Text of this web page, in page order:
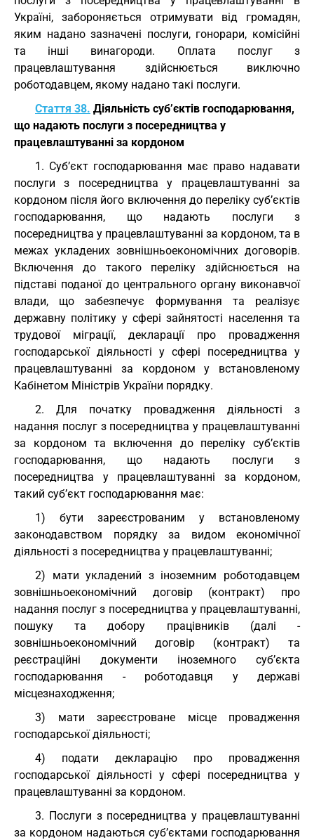
Україні, забороняється отримувати від громадян,
яким надано зазначені послуги, гонорари, комісійні
та інші винагороди. Оплата послуг з
працевлаштування здійснюється виключно
роботодавцем, якому надано такі послуги.
Стаття 38. Діяльність суб’єктів господарювання,
що надають послуги з посередництва у
працевлаштуванні за кордоном
1. Суб’єкт господарювання має право надавати
послуги з посередництва у працевлаштуванні за
кордоном після його включення до переліку суб’єктів
господарювання, що надають послуги з
посередництва у працевлаштуванні за кордоном, та в
межах укладених зовнішньоекономічних договорів.
Включення до такого переліку здійснюється на
підставі поданої до центрального органу виконавчої
влади, що забезпечує формування та реалізує
державну політику у сфері зайнятості населення та
трудової міграції, декларації про провадження
господарської діяльності у сфері посередництва у
працевлаштуванні за кордоном у встановленому
Кабінетом Міністрів України порядку.
2. Для початку провадження діяльності з
надання послуг з посередництва у працевлаштуванні
за кордоном та включення до переліку суб’єктів
господарювання, що надають послуги з
посередництва у працевлаштуванні за кордоном,
такий суб’єкт господарювання має:
1) бути зареєстрованим у встановленому
законодавством порядку за видом економічної
діяльності з посередництва у працевлаштуванні;
2) мати укладений з іноземним роботодавцем
зовнішньоекономічний договір (контракт) про
надання послуг з посередництва у працевлаштуванні,
пошуку та добору працівників (далі -
зовнішньоекономічний договір (контракт) та
реєстраційні документи іноземного суб’єкта
господарювання - роботодавця у державі
місцезнаходження;
3) мати зареєстроване місце провадження
господарської діяльності;
4) подати декларацію про провадження
господарської діяльності у сфері посередництва у
працевлаштуванні за кордоном.
3. Послуги з посередництва у працевлаштуванні
за кордоном надаються суб’єктами господарювання